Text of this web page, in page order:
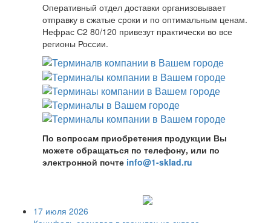
Оперативный отдел доставки организовывает
отправку в сжатые сроки и по оптимальным ценам.
Нефрас С2 80/120 привезут практически во все
регионы России.
По вопросам приобретения продукции Вы
можете обращаться по телефону, или по
электронной почте info@1-sklad.ru
17 июля 2026